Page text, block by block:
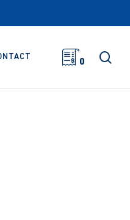
0